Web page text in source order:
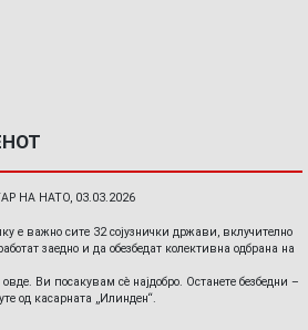
НА НАТО, 03.03.2026
е важно сите 32 сојузнички држави, вклучително
заедно и да обезбедат колективна одбрана на
Ви посакувам сè најдобро. Останете безбедни –
од касарната „Илинден“.